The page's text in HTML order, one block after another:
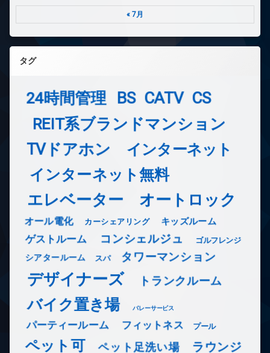
« 7月
タグ
24時間管理 BS CATV CS
REIT系ブランドマンション
TVドアホン インターネット
インターネット無料
エレベーター オートロック
オール電化 カーシェアリング キッズルーム
ゲストルーム コンシェルジュ ゴルフレンジ
シアタールーム スパ タワーマンション
デザイナーズ トランクルーム
バイク置き場 バレーサービス
パーティールーム フィットネス プール
ペット可 ペット足洗い場 ラウンジ